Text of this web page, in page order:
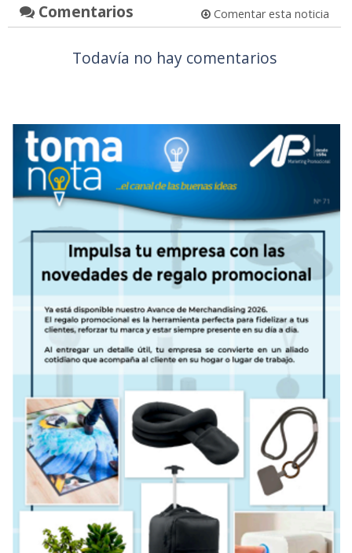
Comentarios Comentar esta noticia
Todavía no hay comentarios